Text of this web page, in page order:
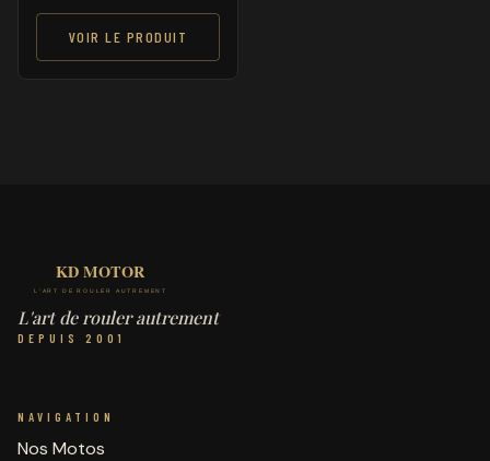
VOIR LE PRODUIT
L'art de rouler autrement
DEPUIS 2001
NAVIGATION
Nos Motos